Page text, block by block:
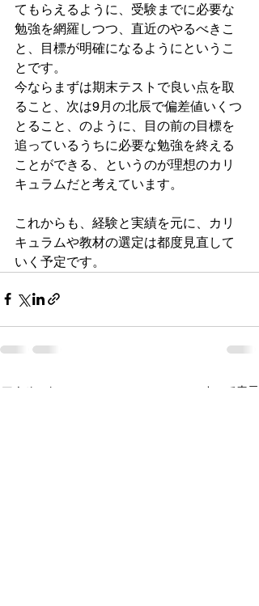
てもらえるように、受験までに必要な
勉強を網羅しつつ、直近のやるべきこ
と、目標が明確になるようにというこ
とです。
今ならまずは期末テストで良い点を取
ること、次は9月の北辰で偏差値いくつ
とること、のように、目の前の目標を
追っているうちに必要な勉強を終える
ことができる、というのが理想のカリ
キュラムだと考えています。
これからも、経験と実績を元に、カリ
キュラムや教材の選定は都度見直して
いく予定です。
最新記事 すべて表示